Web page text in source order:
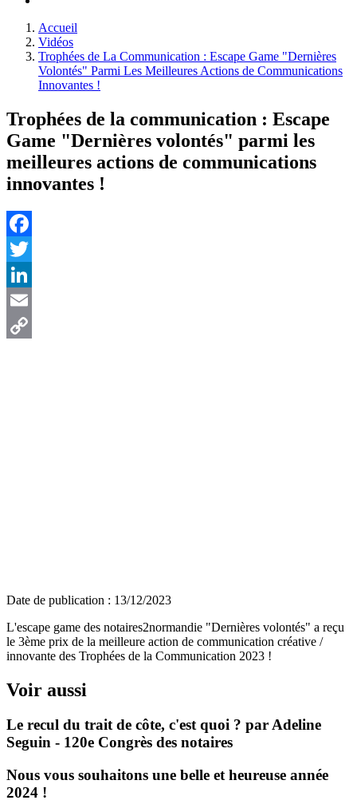
Accueil
Vidéos
Trophées de La Communication : Escape Game "Dernières
Volontés" Parmi Les Meilleures Actions de Communications
Innovantes !
Trophées de la communication : Escape
Game "Dernières volontés" parmi les
meilleures actions de communications
innovantes !
Facebook
Twitter
LinkedIn
Email
Date de publication : 13/12/2023
L'escape game des notaires2normandie "Dernières volontés" a reçu
le 3ème prix de la meilleure action de communication créative /
innovante des Trophées de la Communication 2023 !
Voir aussi
Le recul du trait de côte, c'est quoi ? par Adeline
Seguin - 120e Congrès des notaires
Nous vous souhaitons une belle et heureuse année
2024 !